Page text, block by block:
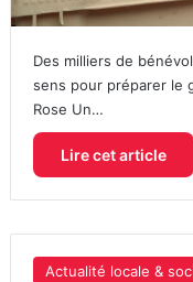
Des milliers de
sens pour préparer le
Rose Un…
Lire cet article
Actualité locale &